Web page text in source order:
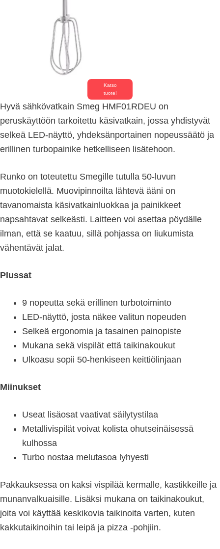
Katso
tuote!
Hyvä sähkövatkain Smeg HMF01RDEU on
peruskäyttöön tarkoitettu käsivatkain, jossa yhdistyvät
selkeä LED-näyttö, yhdeksänportainen nopeussäätö ja
erillinen turbopainike hetkelliseen lisätehoon.
Runko on toteutettu Smegille tutulla 50-luvun
muotokielellä. Muovipinnoilta lähtevä ääni on
tavanomaista käsivatkainluokkaa ja painikkeet
napsahtavat selkeästi. Laitteen voi asettaa pöydälle
ilman, että se kaatuu, sillä pohjassa on liukumista
vähentävät jalat.
Plussat
9 nopeutta sekä erillinen turbotoiminto
LED-näyttö, josta näkee valitun nopeuden
Selkeä ergonomia ja tasainen painopiste
Mukana sekä vispilät että taikinakoukut
Ulkoasu sopii 50-henkiseen keittiölinjaan
Miinukset
Useat lisäosat vaativat säilytystilaa
Metallivispilät voivat kolista ohutseinäisessä
kulhossa
Turbo nostaa melutasoa lyhyesti
Pakkauksessa on kaksi vispilää kermalle, kastikkeille ja
munanvalkuaisille. Lisäksi mukana on taikinakoukut,
joita voi käyttää keskikovia taikinoita varten, kuten
kakkutaikinoihin tai leipä ja pizza -pohjiin.